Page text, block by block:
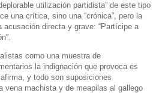
utilización partidista” de este tipo
una crítica, sino una “crónica”, pero la
acusación directa y grave: “Partícipe a
como una muestra de
la indignación que provoca es
y todo son suposiciones
vena machista y de meapilas al gallego